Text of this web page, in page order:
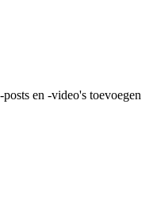
en -video's toevoegen